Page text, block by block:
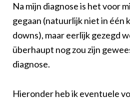
Na mijn diagnose is het voor
gegaan (natuurlijk niet in één
downs), maar eerlijk gezegd
überhaupt nog zou zijn
diagnose.
Hieronder heb ik eventuele